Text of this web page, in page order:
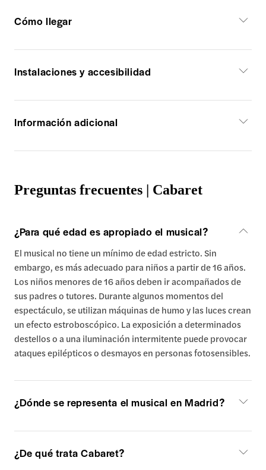
Cómo llegar
Instalaciones y accesibilidad
Información adicional
Preguntas frecuentes | Cabaret
¿Para qué edad es apropiado el musical?
El musical no tiene un mínimo de edad estricto. Sin
embargo, es más adecuado para niños a partir de 16 años.
Los niños menores de 16 años deben ir acompañados de
sus padres o tutores. Durante algunos momentos del
espectáculo, se utilizan máquinas de humo y las luces crean
un efecto estroboscópico. La exposición a determinados
destellos o a una iluminación intermitente puede provocar
ataques epilépticos o desmayos en personas fotosensibles.
¿Dónde se representa el musical en Madrid?
¿De qué trata Cabaret?